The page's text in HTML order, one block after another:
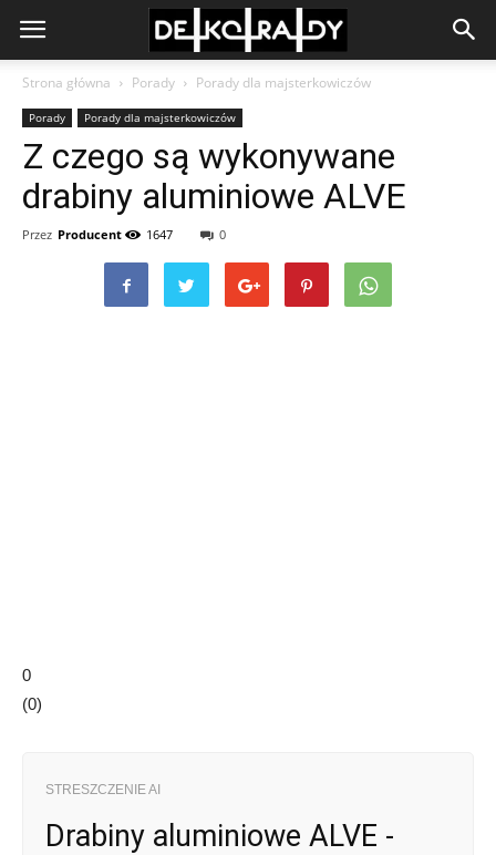
Strona główna Porady Porady dla majsterkowiczów
Porady Porady dla majsterkowiczów
Z czego są wykonywane
drabiny aluminiowe ALVE
Przez Producent 1647 0
0
(0)
STRESZCZENIE AI
Drabiny aluminiowe ALVE -